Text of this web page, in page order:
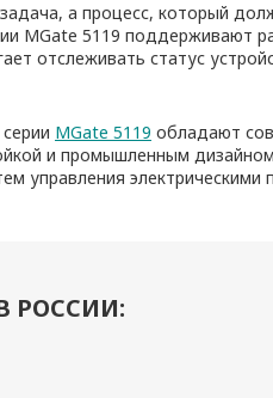
а процесс, который
MGate 5119 поддерживают
отслеживать статус
MGate 5119 обладают
и промышленным
управления электрическими
РОССИИ: